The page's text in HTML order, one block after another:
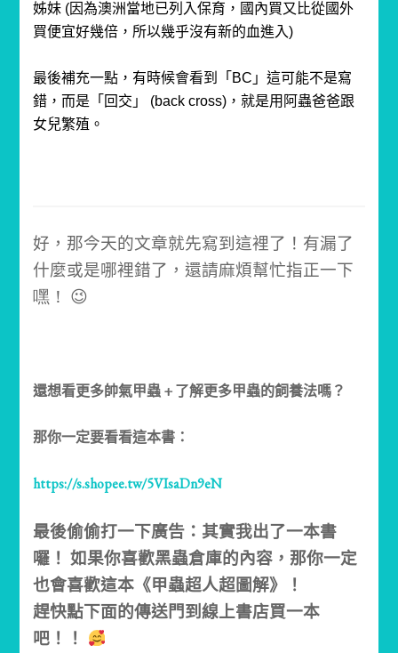
姊妹 (因為澳洲當地已列入保育，國內買又比從國外
買便宜好幾倍，所以幾乎沒有新的血進入)
最後補充一點，有時候會看到「BC」這可能不是寫
錯，而是「回交」 (back cross)，就是用阿蟲爸爸跟
女兒繁殖。
好，那今天的文章就先寫到這裡了！ 有漏了
什麼或是哪裡錯了，還請麻煩幫忙指正一下
嘿！ 😉
還想看更多帥氣甲蟲 + 了解更多甲蟲的飼養法嗎？
那你一定要看看這本書：
https://s.shopee.tw/5VIsaDn9eN
最後偷偷打一下廣告：其實我出了一本書
囉！ 如果你喜歡黑蟲倉庫的內容，那你一定
也會喜歡這本《甲蟲超人超圖解》！
趕快點下面的傳送門到線上書店買一本
吧！！